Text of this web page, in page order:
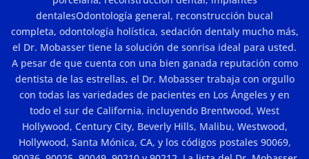
dentalesOdontología general, reconstrucción bucal
completa, odontología holística, sedación dentaly mucho más,
el Dr. Mobasser tiene la solución de sonrisa ideal para usted.
A pesar de que cuenta con una bien ganada reputación como
dentista de las estrellas, el Dr. Mobasser trabaja con orgullo
con todas las variedades de pacientes en Los Ángeles y en
todo el sur de California, incluyendo Brentwood, West
Hollywood, Century City, Beverly Hills, Malibu, Westwood,
Hollywood, Santa Mónica, CA, y los códigos postales 90069,